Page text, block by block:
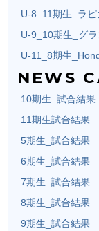
U-8_11期生_ラピ
U-9_10期生_グ
U-11_8期生
NEWS
10期生_試合結果
11期生試合結果
5期生_試合結果
6期生_試合結果
7期生_試合結果
8期生_試合結果
9期生_試合結果